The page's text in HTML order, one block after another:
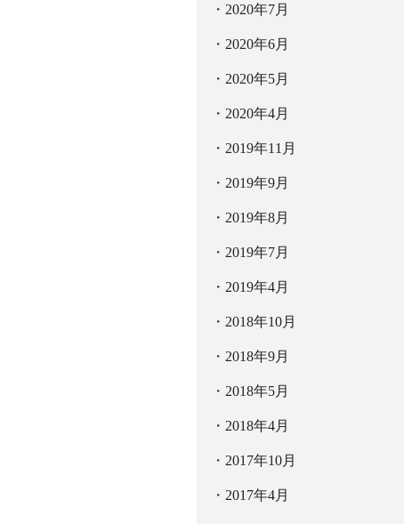
2020年7月
2020年6月
2020年5月
2020年4月
2019年11月
2019年9月
2019年8月
2019年7月
2019年4月
2018年10月
2018年9月
2018年5月
2018年4月
2017年10月
2017年4月